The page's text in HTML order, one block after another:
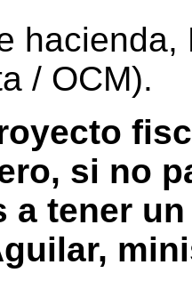
/ OCM).
si no
a tener